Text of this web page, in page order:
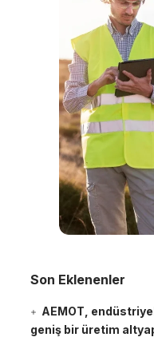
Son Eklenenler
AEMOT,
geniş bir üretim